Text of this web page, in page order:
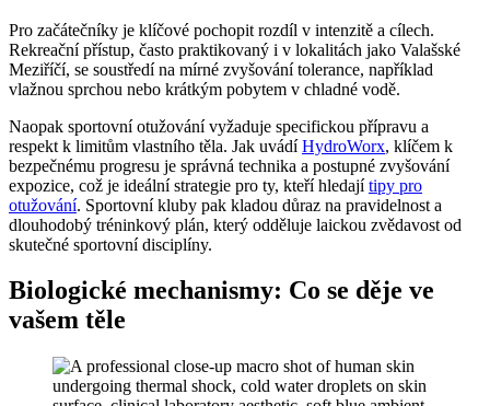
Pro začátečníky je klíčové pochopit rozdíl v intenzitě a cílech.
Rekreační přístup, často praktikovaný i v lokalitách jako Valašské
Meziříčí, se soustředí na mírné zvyšování tolerance, například
vlažnou sprchou nebo krátkým pobytem v chladné vodě.
Naopak sportovní otužování vyžaduje specifickou přípravu a
respekt k limitům vlastního těla. Jak uvádíHydroWorx, klíčem k
bezpečnému progresu je správná technika a postupné zvyšování
expozice, což je ideální strategie pro ty, kteří hledajítipy pro
otužování. Sportovní kluby pak kladou důraz na pravidelnost a
dlouhodobý tréninkový plán, který odděluje laickou zvědavost od
skutečné sportovní disciplíny.
Biologické mechanismy: Co se děje ve
vašem těle